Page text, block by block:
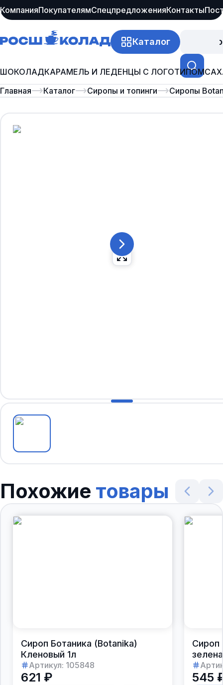
КомпанияПокупателямСпецпредложенияКонтакты
Каталог
ШОКОЛАДКАРАМЕЛЬ И ЛЕДЕНЦЫ С ЛОГОТИПОМ
Главная
Каталог Сиропы и топинги Сиропы
Похожие товары
Сироп Ботаника (Botanika)
Кленовый 1л
Артикул: 105848
621 ₽
Сироп
545